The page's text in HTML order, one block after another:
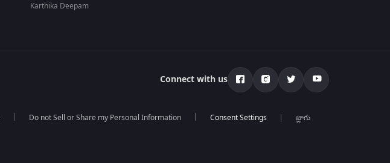
Karthika Deepam
Connect with us
Do not Sell or Share my Personal Information బ్లాగు